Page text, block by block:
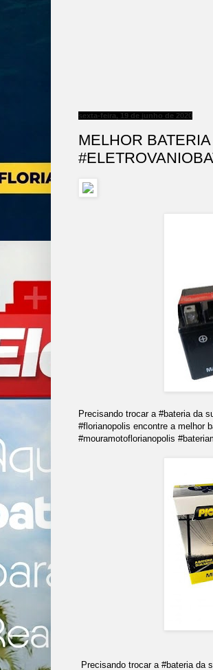
sexta-feira, 19 de junho de 2020
MELHOR
Precisando trocar a #bateria da
#florianopolis encontre a melhor
#mouramotoflorianopolis
Precisando trocar a #bateria da